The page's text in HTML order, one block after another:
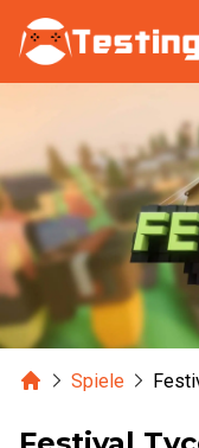
Zum Hauptinhalt springen
HomeSpiele